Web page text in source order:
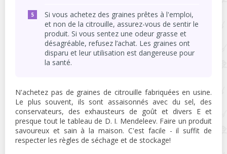
Si vous achetez des graines prêtes à l'emploi,
et non de la citrouille, assurez-vous de sentir le
produit. Si vous sentez une odeur grasse et
désagréable, refusez l’achat. Les graines ont
disparu et leur utilisation est dangereuse pour
la santé.
N'achetez pas de graines de citrouille fabriquées en usine.
Le plus souvent, ils sont assaisonnés avec du sel, des
conservateurs, des exhausteurs de goût et divers E et
presque tout le tableau de D. I. Mendeleev. Faire un produit
savoureux et sain à la maison. C'est facile - il suffit de
respecter les règles de séchage et de stockage!